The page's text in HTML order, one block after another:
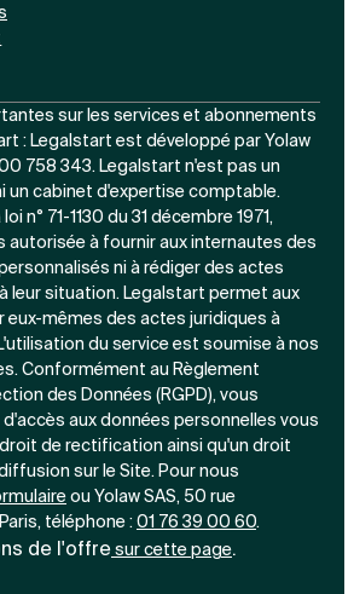
sur les services et abonnements
: Legalstart est développé par Yolaw
758 343. Legalstart n'est pas un
un cabinet d'expertise comptable.
n° 71-1130 du 31 décembre 1971,
autorisée à fournir aux internautes des
ni à rédiger des actes
leur situation. Legalstart permet aux
eux-mêmes des actes juridiques à
du service est soumise à nos
Conformément au Règlement
des Données (RGPD), vous
aux données personnelles vous
de rectification ainsi qu'un droit
sur le Site. Pour nous
ou Yolaw SAS, 50 rue
téléphone : 01 76 39 00 60.
de l'offresur cette page.